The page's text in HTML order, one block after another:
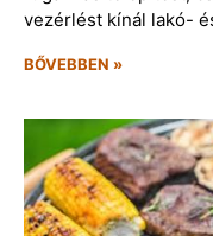
vezérlést kínál lakó-
BŐVEBBEN »